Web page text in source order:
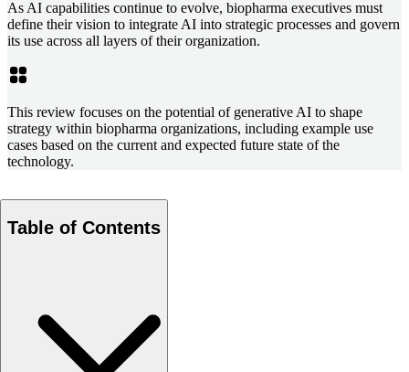
As AI capabilities continue to evolve, biopharma executives must
define their vision to integrate AI into strategic processes and govern
its use across all layers of their organization.
This review focuses on the potential of generative AI to shape
strategy within biopharma organizations, including example use
cases based on the current and expected future state of the
technology.
Table of Contents